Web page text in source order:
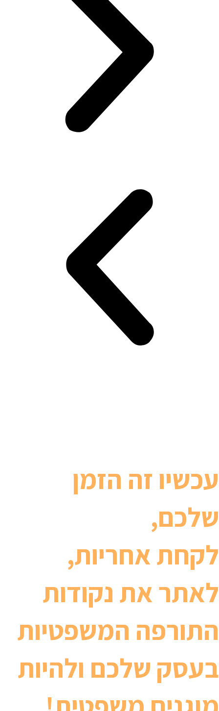
עכשיו זה הזמן
שלכם,
לקחת אחריות,
לאתר את נקודות
התורפה המשפטיות
בעסק שלכם ולהיות